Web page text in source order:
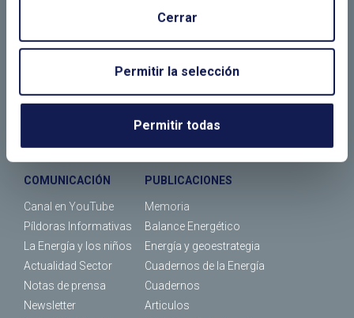
Cerrar
Permitir la selección
Permitir todas
Cursos
Calendario de eventos
COMUNICACIÓN
Canal en YouTube
Píldoras Informativas
La Energía y los niños
Actualidad Sector
Notas de prensa
Newsletter
PUBLICACIONES
Memoria
Balance Energético
Energía y geoestrategia
Cuadernos de la Energía
Cuadernos
Articulos